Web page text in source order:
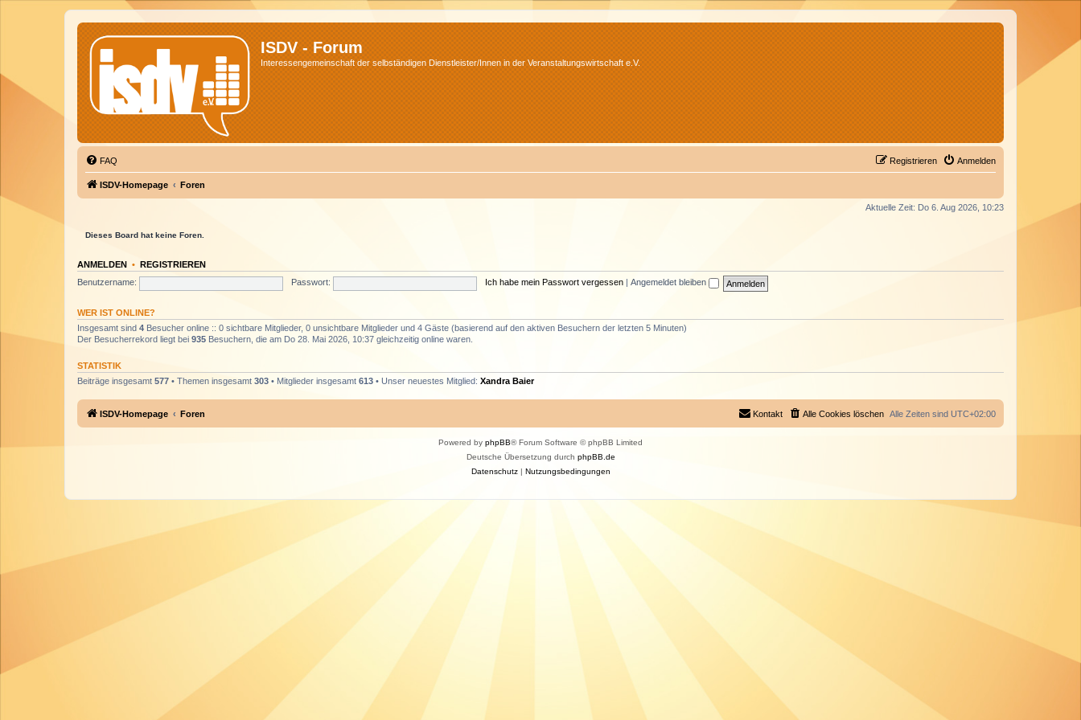
ISDV - Forum
Interessengemeinschaft der selbständigen Dienstleister/Innen in der Veranstaltungswirtschaft e.V.
FAQ Anmelden
Registrieren
ISDV-Homepage Foren
Aktuelle Zeit: Do 6. Aug 2026, 10:23
Dieses Board hat keine Foren.
ANMELDEN • REGISTRIEREN
Benutzername:
Passwort: Ich habe mein Passwort vergessen Angemeldet bleiben
WER IST ONLINE?
Insgesamt sind 4 Besucher online :: 0 sichtbare Mitglieder, 0 unsichtbare Mitglieder und 4 Gäste (basierend auf den aktiven Besuchern der letzten 5 Minuten)
Der Besucherrekord liegt bei 935 Besuchern, die am Do 28. Mai 2026, 10:37 gleichzeitig online waren.
STATISTIK
Beiträge insgesamt 577 • Themen insgesamt 303 • Mitglieder insgesamt 613 • Unser neuestes Mitglied: Xandra Baier
ISDV-Homepage Foren Alle Zeiten sind UTC+02:00
Alle Cookies löschen
Kontakt
Powered by phpBB® Forum Software © phpBB Limited
Deutsche Übersetzung durch phpBB.de
Datenschutz| Nutzungsbedingungen